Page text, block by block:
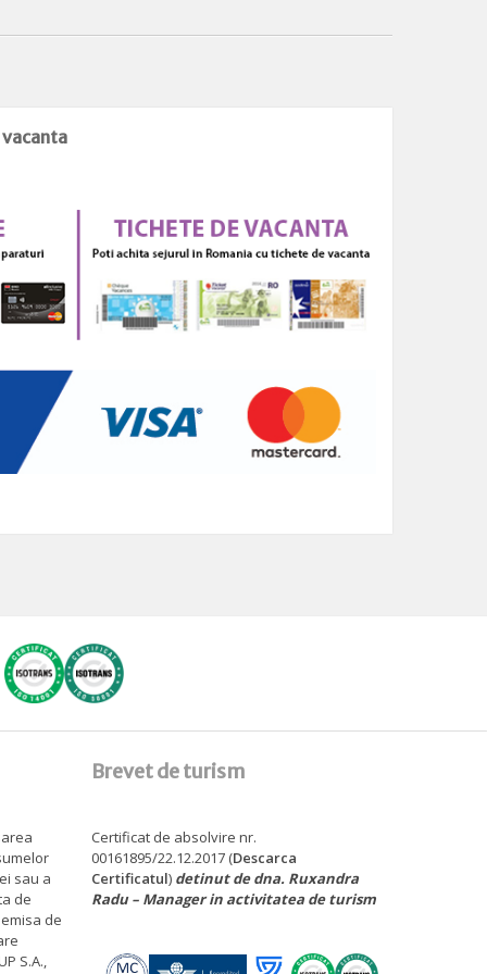
sau a
de
emisa de
S.A.,
Brevet de turism
Certificat de absolvire nr.
00161895/22.12.2017 (Descarca
Certificatul) detinut de dna. Ruxandra
Radu – Manager in activitatea de turism